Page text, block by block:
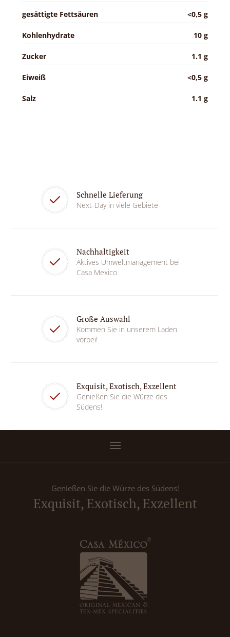
gesättigte Fettsäuren <0,5 g
Kohlenhydrate 10 g
Zucker 1.1 g
Eiweiß <0,5 g
Salz 1.1 g
Schnelle Lieferung
Next-Day in viele Gebiete
Nachhaltigkeit
Aktives Umweltmanagement bei
Casa Mexico
Große Auswahl
Kommen Sie in unserem Laden
vorbei!
Exquisit, Exotisch, Exzellent
Genießen Sie die Würze des
Südens!
Genießen Sie die Würze des Südens!
Exquisit, Exotisch, Exzellent